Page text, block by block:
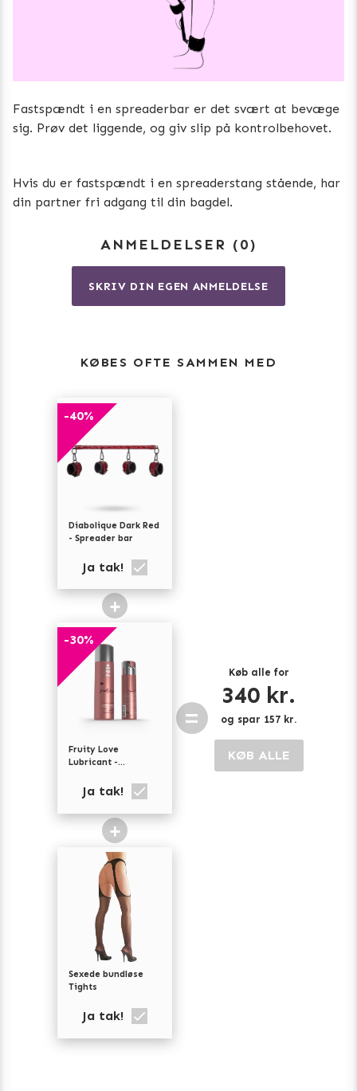
Fastspændt i en spreaderbar er det svært at bevæge
sig. Prøv det liggende, og giv slip på kontrolbehovet.
Hvis du er fastspændt i en spreaderstang stående, har
din partner fri adgang til din bagdel.
ANMELDELSER 0
SKRIV DIN EGEN ANMELDELSE
KØBES OFTE SAMMEN MED
-40%
Diabolique Dark Red
- Spreader bar
Ja tak!
+
-30%
Fruity Love
Lubricant -
Ja tak!
+
Sexede bundløse
Tights
Ja tak!
=
Køb alle for
340 kr.
og spar 157 kr.
KØB ALLE